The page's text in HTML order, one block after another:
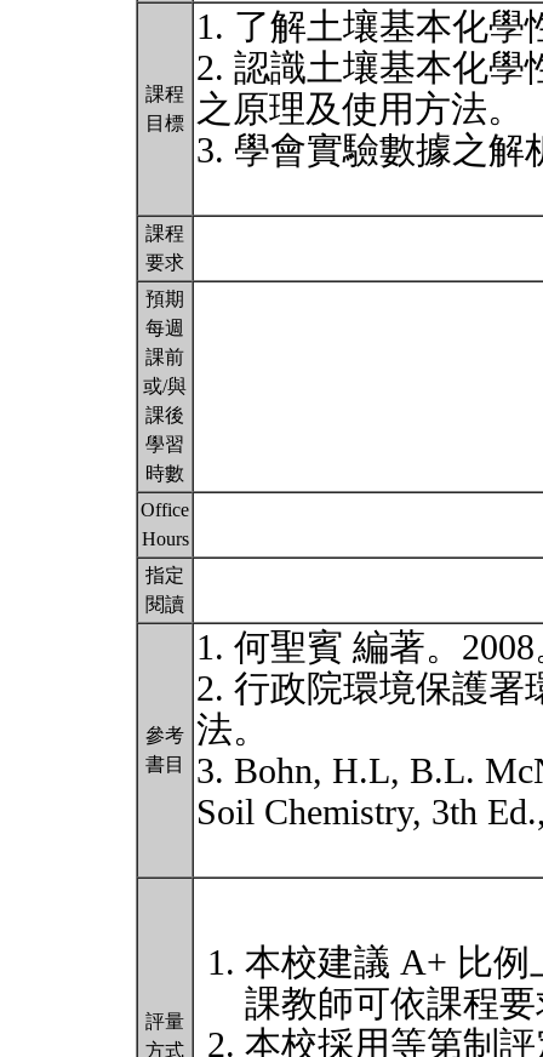
課程
目標
1. 了解土壤基本化學
2. 認識土壤基本化學
之原理及使用方法。
3. 學會實驗數據之解
課程
要求
預期
每週
課前
或/與
課後
學習
時數
Office
Hours
指定
閱讀
參考
書目
1. 何聖賓 編著。
2. 行政院環境保護署
法。
3. Bohn, H.L, B.L.
Soil Chemistry, 3th
評量
方式
本校建議 A+ 比例
課教師可依課程
本校採用等第制